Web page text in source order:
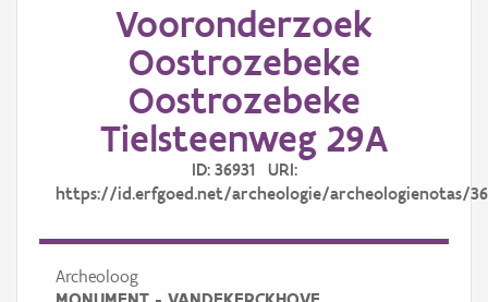
Vooronderzoek
Oostrozebeke
Oostrozebeke
Tielsteenweg 29A
ID: 36931 URI:
https://id.erfgoed.net/archeologie/archeologienotas/
Archeoloog